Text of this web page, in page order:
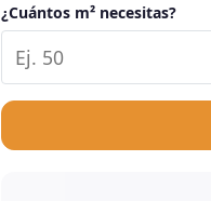
¿Cuántos m² necesitas?